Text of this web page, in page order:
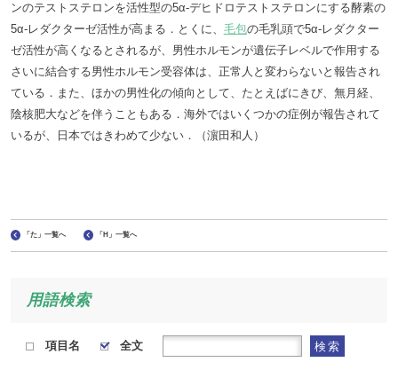
ンのテストステロンを活性型の5α-デヒドロテストステロンにする酵素の
5α-レダクターゼ活性が高まる．とくに、 毛包の毛乳頭で5α-レダクター
ゼ活性が高くなるとされるが、男性ホルモンが遺伝子レベルで作用する
さいに結合する男性ホルモン受容体は、正常人と変わらないと報告され
ている．また、ほかの男性化の傾向として、たとえばにきび、無月経、
陰核肥大などを伴うこともある．海外ではいくつかの症例が報告されて
いるが、日本ではきわめて少ない．（濵田和人）
「た」一覧へ 「H」一覧へ
用語検索
項目名 全文 検索